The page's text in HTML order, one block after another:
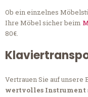
Ob ein einzelnes
Ihre Möbel sicher beim
80€.
Vertrauen Sie auf unsere
wertvolles Instrument